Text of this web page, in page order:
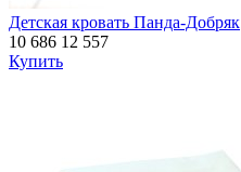
Детская кровать Панда-Добряк
10 686 12 557
Купить